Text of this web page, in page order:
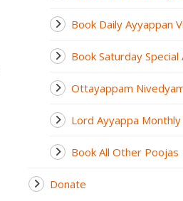
Book Daily Ayyappan
Book Saturday
Ottayappam
Lord Ayyappa
Book All Other Poojas
Donate